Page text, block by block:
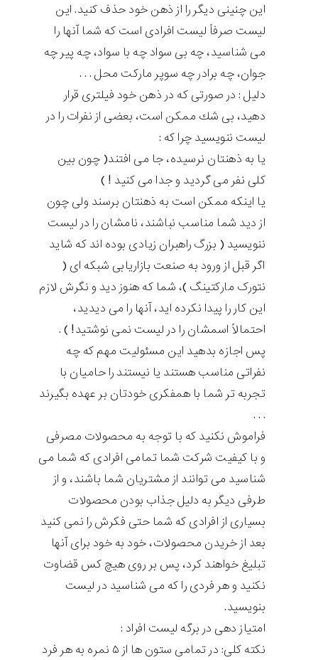
اين چنينی ديگر را از ذهن خود حذف كنيد. اين
لیست صرفاً لیست افرادی است كه شما آنها را
می شناسيد، چه بی سواد چه با سواد، چه پير چه
جوان، چه برادر چه سوپر ماركت محل . . .
دليل : در صورتی كه در ذهن خود فيلتری قرار
دهيد، بی شك ممكن است، بعضی از نفرات را در
لیست ننويسيد چرا كه :
يا به ذهنتان نرسيده، جا می افتند( چون بين
كلی نفر می گرديد و جدا می كنيد ! )
يا اينكه ممكن است به ذهنتان برسند ولی چون
از ديد شما مناسب نباشند، نامشان را در لیست
ننويسيد ( بزرگ راهبران زيادی بوده اند كه شايد
اگر قبل از ورود به صنعت بازاریابی شبکه ای (
نتورک مارکتینگ )، شما كه هنوز ديد و نگرش لازم
اين كار را پيدا نكرده ايد، آنها را می ديديد،
احتمالاً اسمشان را در لیست نمی نوشتيد! ) .
پس اجازه بدهيد اين مسئوليت مهم كه چه
نفراتی مناسب هستند يا نيستند را حاميان با
تجربه تر شما با همفكری خودتان بر عهده بگيرند
. . .
فراموش نكنيد كه با توجه به محصولات مصرفی
و با كيفيت شرکت شما تمامی افرادی كه شما می
شناسيد می توانند از مشتريان شما باشند، و از
طرفی ديگر به دليل جذاب بودن محصولات
بسياری از افرادی كه شما حتی فكرش را نمی كنيد
بعد از خريدن محصولات، خود به خود برای آنها
تبليغ خواهند كرد، پس بر روی هيچ كس قضاوت
نكنيد و هر فردی را كه می شناسيد در لیست
بنويسيد.
امتیاز دهی در برگه لیست افراد :
نكته كلی: در تمامی ستون ها از ۵ نمره به هر فرد